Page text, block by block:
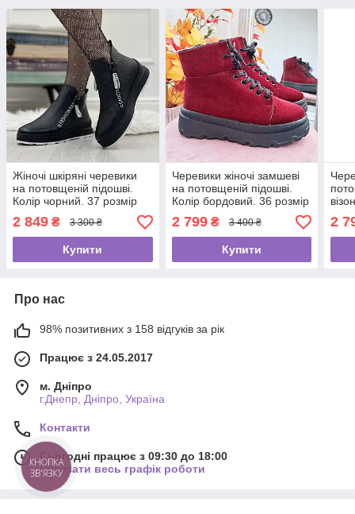
Жіночі шкіряні черевики
на потовщеній підошві.
Колір чорний. 37 розмір
2 849 ₴ 3 300 ₴
Купити
Черевики жіночі замшеві
на потовщеній підошві.
Колір бордовий. 36 розмір
2 799₴ 3 400 ₴
Купити
2
Про нас
98% позитивних з 158 відгуків за рік
Працює з 24.05.2017
м. Дніпро
г.Днепр, Дніпро, Україна
Контакти
Сьогодні працює з 09:30 до 18:00
Показати весь графік роботи
КНОПКА
ЗВ'ЯЗКУ